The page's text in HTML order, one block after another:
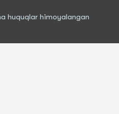
huquqlar himoyalangan